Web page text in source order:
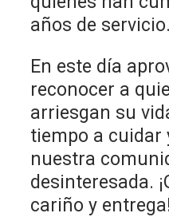
años de servicio.
En este día
reconocer a
arriesgan su
tiempo a cuidar
nuestra
desinteresada.
cariño y entrega!